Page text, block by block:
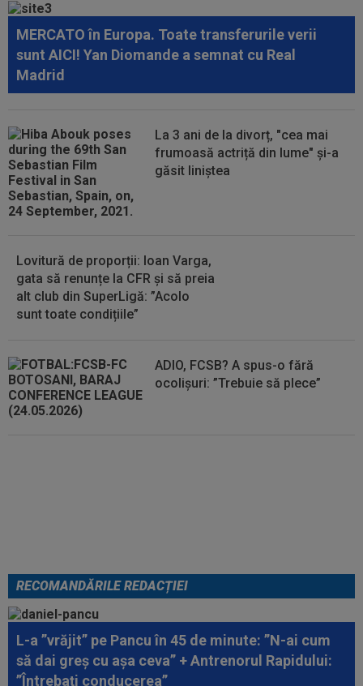
spectaculoasă între arădeni și giuleșteni pe Francisc...
22:40 EXCLUSIV
Schimbare! Cât s-a plătit, de fapt,
pentru transferul lui Răzvan Sava la...
22:19 OFICIAL
Surpriză! Kevin Ciubotaru a semnat:
22:08 VIDEO
Ce coșmar: Alexi Pitu, scos pe targă
în UTA - Rapid, la 42 de zile de când a...
MERCATO în Europa. Toate transferurile verii
sunt AICI! Yan Diomande a semnat cu Real
Madrid
La 3 ani de la divorț, "cea mai
frumoasă actriță din lume" și-a
găsit liniștea
Lovitură de proporții: Ioan Varga,
gata să renunțe la CFR și să preia
alt club din SuperLigă: ”Acolo
sunt toate condițiile”
ADIO, FCSB? A spus-o fără
ocolișuri: ”Trebuie să plece”
RECOMANDĂRILE REDACȚIEI
L-a ”vrăjit” pe Pancu în 45 de minute: ”N-ai cum
să dai greș cu așa ceva” + Antrenorul Rapidului:
”Întrebați conducerea”